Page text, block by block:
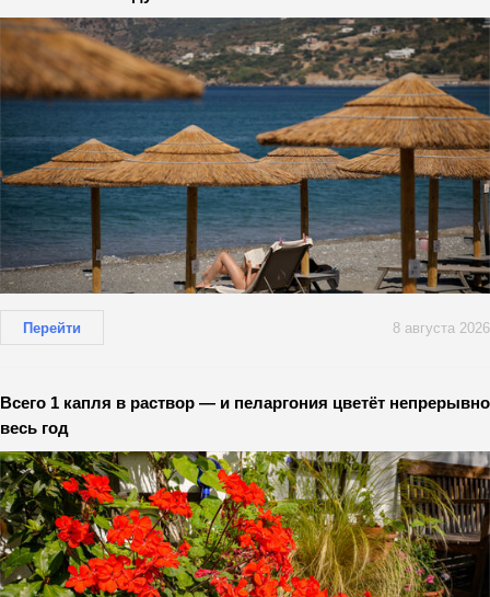
Перейти 8 августа 2026
Всего 1 капля в раствор — и пеларгония цветёт непрерывно
весь год